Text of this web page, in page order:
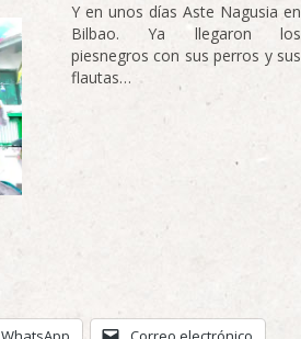
Y en unos días Aste Nagusia en
Bilbao. Ya llegaron los
piesnegros con sus perros y sus
flautas…